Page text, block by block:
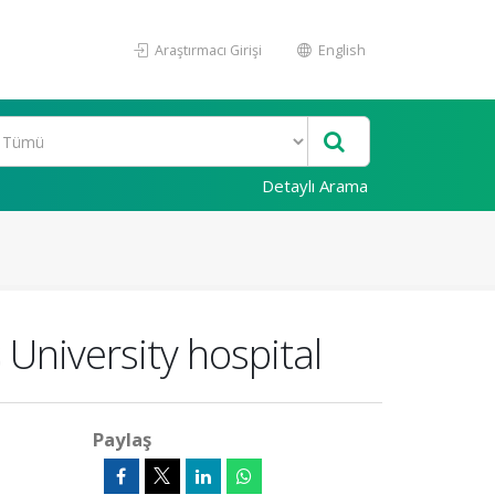
Araştırmacı Girişi English
Detaylı Arama
hospital
Paylaş